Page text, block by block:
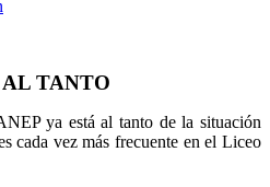
AL TANTO
ya está al tanto de la situación
cada vez más frecuente en el Liceo